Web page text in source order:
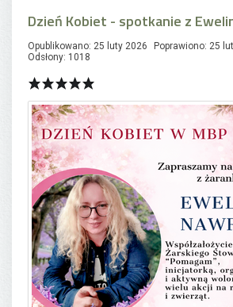
Dzień Kobiet - spotkanie z
Opublikowano: 25 luty 2026
Poprawiono: 25
Odsłony: 1018